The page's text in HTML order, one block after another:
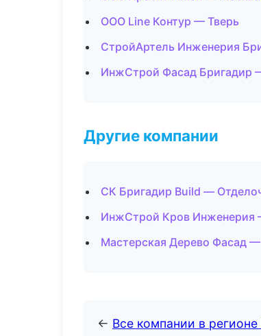
ООО Line Контур — Тверь
СтройАртель Инженерия
ИнжСтрой Фасад Бригадир
Другие компании
СК Бригадир Build —
ИнжСтрой Кров Инженерия
Мастерская Дерево Фасад
← Все компании в